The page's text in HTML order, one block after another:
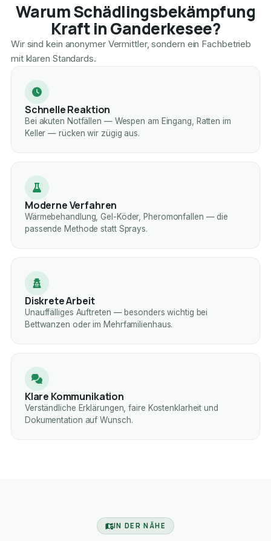
Warum Schädlingsbekämpfung
Kraft in Ganderkesee?
Wir sind kein anonymer Vermittler, sondern ein Fachbetrieb
mit klaren Standards.
Schnelle Reaktion
Bei akuten Notfällen — Wespen am Eingang, Ratten im
Keller — rücken wir zügig aus.
Moderne Verfahren
Wärmebehandlung, Gel-Köder, Pheromonfallen — die
passende Methode statt Sprays.
Diskrete Arbeit
Unauffälliges Auftreten — besonders wichtig bei
Bettwanzen oder im Mehrfamilienhaus.
Klare Kommunikation
Verständliche Erklärungen, faire Kostenklarheit und
Dokumentation auf Wunsch.
IN DER NÄHE